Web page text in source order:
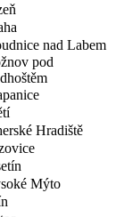
nad Labem
pod
Hradiště
Mýto